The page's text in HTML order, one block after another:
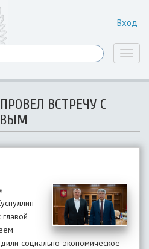
Вход
ВСТРЕЧУ С
социально-экономическое